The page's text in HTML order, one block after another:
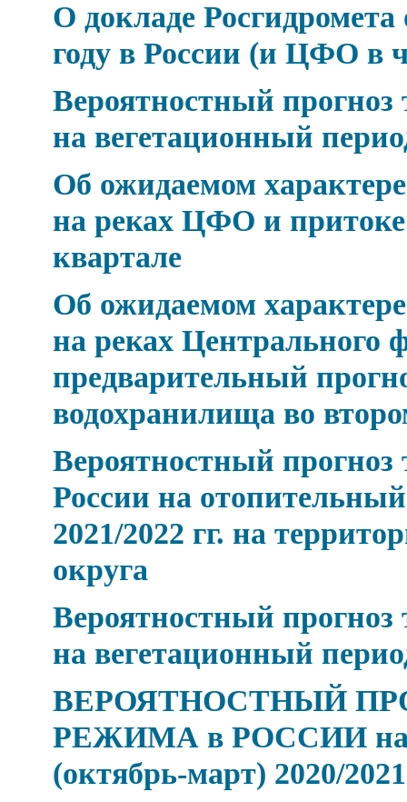
О докладе Росгидромета
году в России (и ЦФО в
Вероятностный прогноз
на вегетационный
Об ожидаемом характере
на реках ЦФО и
квартале
Об ожидаемом характере
на реках Центрального
предварительный
водохранилища во
Вероятностный
России на
2021/2022 гг. на
округа
Вероятностный
на вегетационный
ВЕРОЯТНОСТНЫЙ
РЕЖИМА в РОССИИ на
(октябрь-март) 2020/2021